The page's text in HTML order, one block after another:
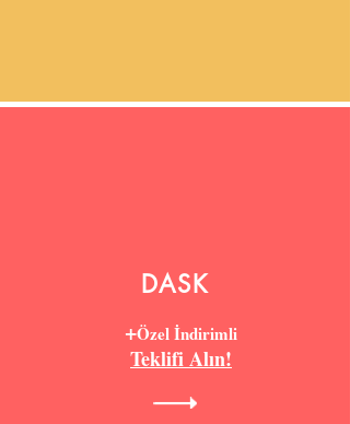
DASK
+Özel İndirimli
Teklifi Alın!